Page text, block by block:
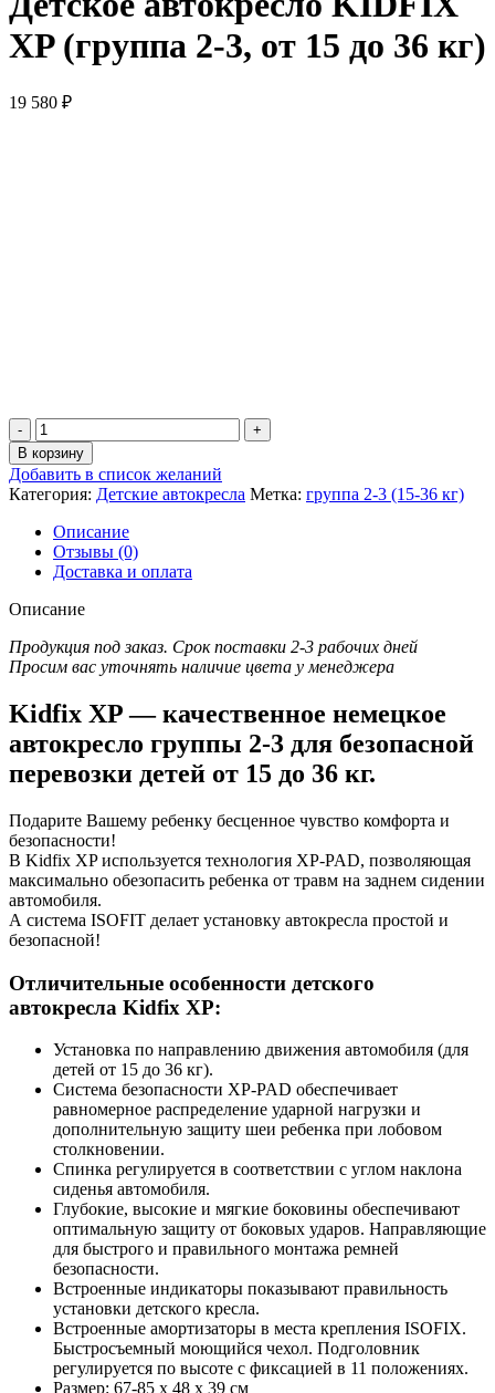
XP (группа 2-3, от 15 до 36 кг)
19 580 ₽
Количество
товара
Детское
автокресло
KIDFIX
XP
(группа
2-
от
до
36
В корзину
Добавить в список желаний
Категория: Детские автокресла Метка: группа 2-3 (15-36 кг)
Описание
Отзывы (0)
Доставка и оплата
Описание
Продукция под заказ. Срок поставки 2-3 рабочих дней
Просим вас уточнять наличие цвета у менеджера
Kidfix XP — качественное немецкое
автокресло группы 2-3 для безопасной
перевозки детей от 15 до 36 кг.
Подарите Вашему ребенку бесценное чувство комфорта и
безопасности!
В Kidfix XP используется технология XP-PAD, позволяющая
максимально обезопасить ребенка от травм на заднем сидении
автомобиля.
А система ISOFIT делает установку автокресла простой и
безопасной!
Отличительные особенности детского
автокресла Kidfix XP:
Установка по направлению движения автомобиля (для
детей от 15 до 36 кг).
Система безопасности XP-PAD обеспечивает
равномерное распределение ударной нагрузки и
дополнительную защиту шеи ребенка при лобовом
столкновении.
Cпинка регулируется в соответствии с углом наклона
сиденья автомобиля.
Глубокие, высокие и мягкие боковины обеспечивают
оптимальную защиту от боковых ударов. Направляющие
для быстрого и правильного монтажа ремней
безопасности.
Встроенные индикаторы показывают правильность
установки детского кресла.
Встроенные амортизаторы в места крепления ISOFIX.
Быстросъемный моющийся чехол. Подголовник
регулируется по высоте с фиксацией в 11 положениях.
Размер: 67-85 x 48 x 39 см